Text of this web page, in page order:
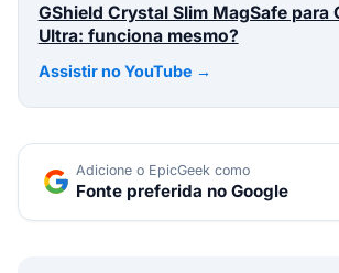
GShield Crystal Slim MagSafe para
Ultra: funciona mesmo?
Assistir no YouTube →
Adicione o EpicGeek como
Fonte preferida no Google